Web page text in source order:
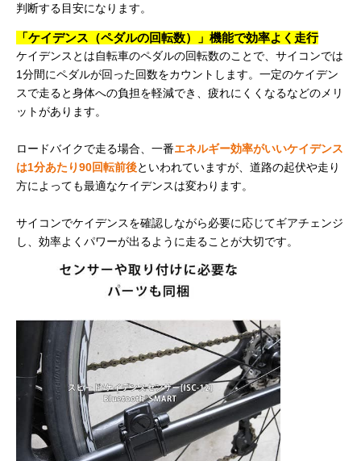
判断する目安になります。
「ケイデンス（ペダルの回転数）」機能で効率よく走行
ケイデンスとは自転車のペダルの回転数のことで、サイコンでは
1分間にペダルが回った回数をカウントします。一定のケイデン
スで走ると身体への負担を軽減でき、疲れにくくなるなどのメリ
ットがあります。
ロードバイクで走る場合、一番エネルギー効率がいいケイデンス
は1分あたり90回転前後といわれていますが、道路の起伏や走り
方によっても最適なケイデンスは変わります。
サイコンでケイデンスを確認しながら必要に応じてギアチェンジ
し、効率よくパワーが出るように走ることが大切です。